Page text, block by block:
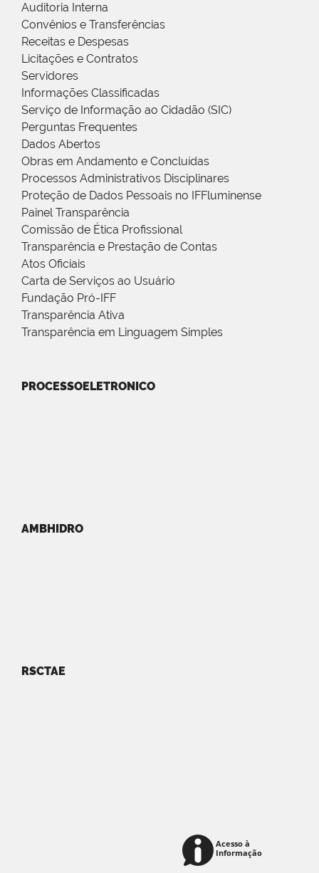
Auditoria Interna
Convênios e Transferências
Receitas e Despesas
Licitações e Contratos
Servidores
Informações Classificadas
Serviço de Informação ao Cidadão (SIC)
Perguntas Frequentes
Dados Abertos
Obras em Andamento e Concluídas
Processos Administrativos Disciplinares
Proteção de Dados Pessoais no IFFluminense
Painel Transparência
Comissão de Ética Profissional
Transparência e Prestação de Contas
Atos Oficiais
Carta de Serviços ao Usuário
Fundação Pró-IFF
Transparência Ativa
Transparência em Linguagem Simples
PROCESSOELETRONICO
AMBHIDRO
RSCTAE